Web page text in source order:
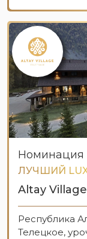
Номинация
ЛУЧШИЙ
Altay
Республика
Телецкое,